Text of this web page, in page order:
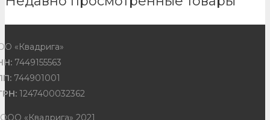
«Квадрига»
7449155563
744901001
1247400032362
«Квадрига» 2021